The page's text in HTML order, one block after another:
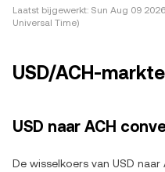
Laatst bijgewerkt: Sun Aug 09
Universal Time)
USD/ACH-
USD naar ACH
De wisselkoers van USD naar